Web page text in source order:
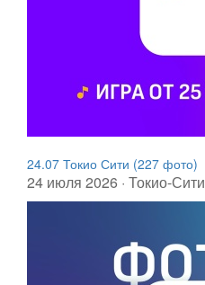
24.07 Токио Сити (227 фото)
24 июля 2026 · Токио-Сити